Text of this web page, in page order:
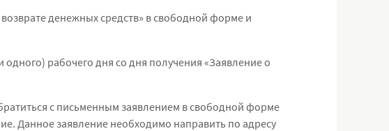
денежных средств» в свободной форме и
рабочего дня со дня получения «Заявление о
с письменным заявлением в свободной форме
Данное заявление необходимо направить по адресу